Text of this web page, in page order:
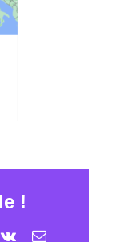
!
Vk Email